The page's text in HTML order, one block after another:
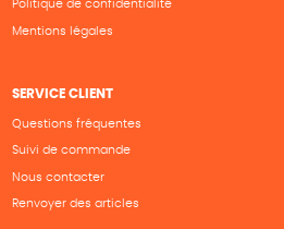
Politique de confidentialité
Mentions légales
SERVICE CLIENT
Questions fréquentes
Suivi de commande
Nous contacter
Renvoyer des articles